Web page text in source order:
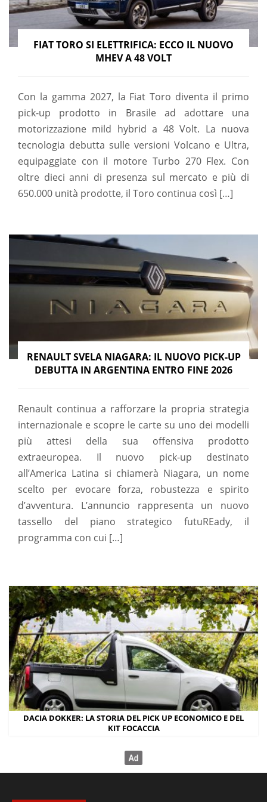
FIAT TORO SI ELETTRIFICA: ECCO IL NUOVO
MHEV A 48 VOLT
Con la gamma 2027, la Fiat Toro diventa il primo
pick-up prodotto in Brasile ad adottare una
motorizzazione mild hybrid a 48 Volt. La nuova
tecnologia debutta sulle versioni Volcano e Ultra,
equipaggiate con il motore Turbo 270 Flex. Con
oltre dieci anni di presenza sul mercato e più di
650.000 unità prodotte, il Toro continua così […]
RENAULT SVELA NIAGARA: IL NUOVO PICK-UP
DEBUTTA IN ARGENTINA ENTRO FINE 2026
Renault continua a rafforzare la propria strategia
internazionale e scopre le carte su uno dei modelli
più attesi della sua offensiva prodotto
extraeuropea. Il nuovo pick-up destinato
all’America Latina si chiamerà Niagara, un nome
scelto per evocare forza, robustezza e spirito
d’avventura. L’annuncio rappresenta un nuovo
tassello del piano strategico futuREady, il
programma con cui […]
DACIA DOKKER: LA STORIA DEL PICK UP ECONOMICO E DEL
KIT FOCACCIA